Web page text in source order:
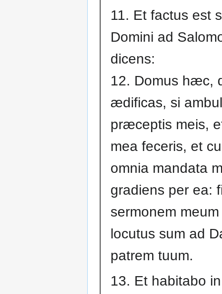
11. Et factus est
Domini ad
dicens:
12. Domus hæc,
ædificas, si
præceptis meis,
mea feceris, et
omnia mandata
gradiens per ea:
sermonem
locutus sum ad
patrem tuum.
13. Et habitabo